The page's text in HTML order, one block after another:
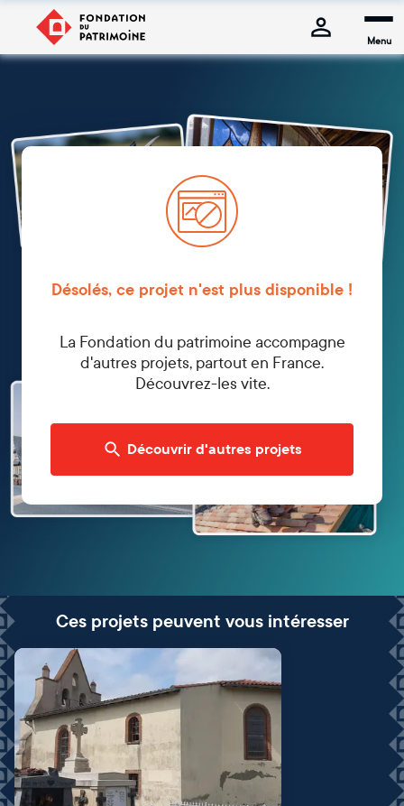
Menu
Désolés, ce projet n'est plus disponible !
La Fondation du patrimoine accompagne
d'autres projets, partout en France.
Découvrez-les vite.
Découvrir d'autres projets
Ces projets peuvent vous intéresser